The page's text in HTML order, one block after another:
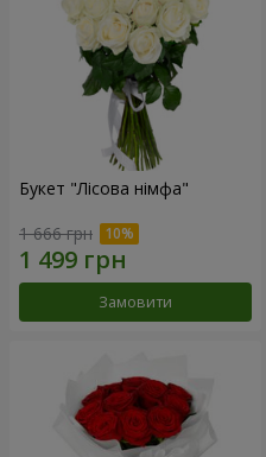
Букет "Лісова німфа"
1 666 грн
Замовити